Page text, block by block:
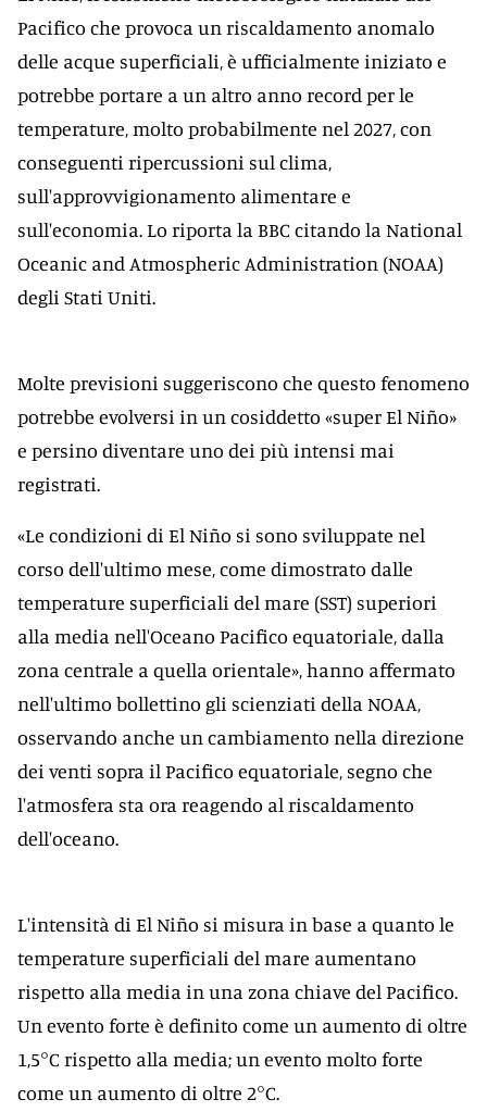
Pacifico che provoca un riscaldamento anomalo
delle acque superficiali, è ufficialmente iniziato e
potrebbe portare a un altro anno record per le
temperature, molto probabilmente nel 2027, con
conseguenti ripercussioni sul clima,
sull'approvvigionamento alimentare e
sull'economia. Lo riporta la BBC citando la National
Oceanic and Atmospheric Administration (NOAA)
degli Stati Uniti.
Molte previsioni suggeriscono che questo fenomeno
potrebbe evolversi in un cosiddetto «super El Niño»
e persino diventare uno dei più intensi mai
registrati.
«Le condizioni di El Niño si sono sviluppate nel
corso dell'ultimo mese, come dimostrato dalle
temperature superficiali del mare (SST) superiori
alla media nell'Oceano Pacifico equatoriale, dalla
zona centrale a quella orientale», hanno affermato
nell'ultimo bollettino gli scienziati della NOAA,
osservando anche un cambiamento nella direzione
dei venti sopra il Pacifico equatoriale, segno che
l'atmosfera sta ora reagendo al riscaldamento
dell'oceano.
L'intensità di El Niño si misura in base a quanto le
temperature superficiali del mare aumentano
rispetto alla media in una zona chiave del Pacifico.
Un evento forte è definito come un aumento di oltre
1,5°C rispetto alla media; un evento molto forte
come un aumento di oltre 2°C.